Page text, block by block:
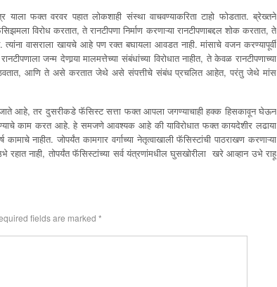
याला फक्त वरवर पहात लोकशाही संस्था वाचवण्याकरिता टाहो फोडतात. ब्रेख्तने
विरोध करतात, ते रानटीपणा निर्माण करणाऱ्या रानटीपणाबद्दल शोक करतात, ते
वासराला खायचे आहे पण रक्त बघायला आवडत नाही. मांसाचे वजन करण्यापूर्वी
जन्म देणार्‍या मालमत्तेच्या संबंधांच्या विरोधात नाहीत, ते केवळ रानटीपणाच्या
उठवतात, आणि ते असे करतात जेथे असे संपत्तीचे संबंध प्रचलित आहेत, परंतु जेथे मांस
आहे, तर दुसरीकडे फॅसिस्ट सत्ता फक्त आपला जगण्याचाही हक्क हिसकावून घेऊन
काम करत आहे. हे समजणे आवश्यक आहे की याविरोधात फक्त कायदेशीर लढाया
नाहीत. जोपर्यंत कामगार वर्गाच्या नेतृत्वाखाली फॅसिस्टांची पाठराखण करणाऱ्या
रहात नाही, तोपर्यंत फॅसिस्टांच्या सर्व यंत्रणांमधील घुसखोरीला खरे आव्हान उभे राहू
fields are marked *